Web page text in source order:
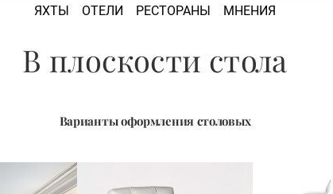
ЯХТЫ ОТЕЛИ РЕСТОРАНЫ МНЕНИЯ
В плоскости стола
Варианты оформления столовых